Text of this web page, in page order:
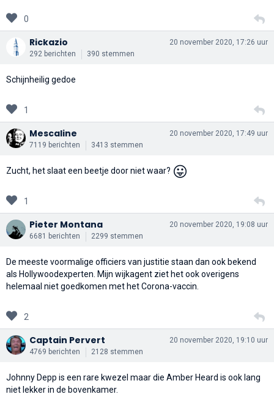
0
Rickazio
292 berichten 390 stemmen
20 november 2020, 17:26 uur
Schijnheilig gedoe
1
Mescaline
7119 berichten 3413 stemmen
20 november 2020, 17:49 uur
Zucht, het slaat een beetje door niet waar? 😛
1
Pieter Montana
6681 berichten 2299 stemmen
20 november 2020, 19:08 uur
De meeste voormalige officiers van justitie staan dan ook bekend
als Hollywoodexperten. Mijn wijkagent ziet het ook overigens
helemaal niet goedkomen met het Corona-vaccin.
2
Captain Pervert
4769 berichten 2128 stemmen
20 november 2020, 19:10 uur
Johnny Depp is een rare kwezel maar die Amber Heard is ook lang
niet lekker in de bovenkamer.